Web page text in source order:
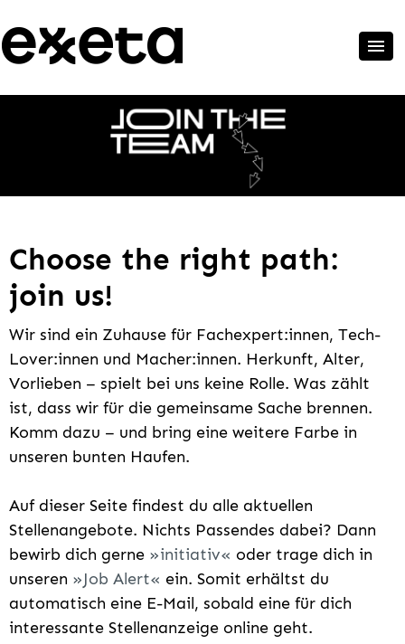
Choose the right path:
join us!
Wir sind ein Zuhause für Fachexpert:innen, Tech-
Lover:innen und Macher:innen. Herkunft, Alter,
Vorlieben – spielt bei uns keine Rolle. Was zählt
ist, dass wir für die gemeinsame Sache brennen.
Komm dazu – und bring eine weitere Farbe in
unseren bunten Haufen.
Auf dieser Seite findest du alle aktuellen
Stellenangebote. Nichts Passendes dabei? Dann
bewirb dich gerne
initiativ
oder trage dich in
unseren
Job Alert
ein. Somit erhältst du
automatisch eine E-Mail, sobald eine für dich
interessante Stellenanzeige online geht.